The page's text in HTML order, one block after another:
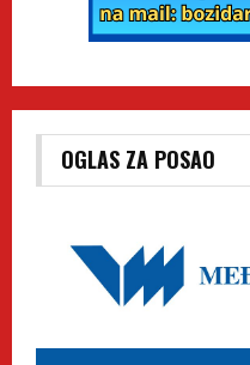
OGLAS ZA POSAO